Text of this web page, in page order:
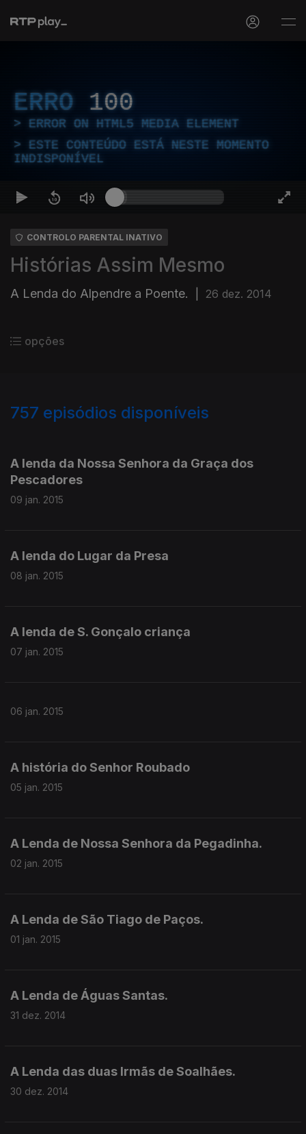
ERRO 100
ERROR ON HTML5 MEDIA ELEMENT
ESTE CONTEÚDO ESTÁ NESTE MOMENTO
INDISPONÍVEL
CONTROLO PARENTAL INATIVO
Histórias Assim Mesmo
A Lenda do Alpendre a Poente. 26 dez. 2014
opções
757 episódios disponíveis
A lenda da Nossa Senhora da Graça dos
Pescadores
09 jan. 2015
A lenda do Lugar da Presa
08 jan. 2015
A lenda de S. Gonçalo criança
07 jan. 2015
06 jan. 2015
A história do Senhor Roubado
05 jan. 2015
A Lenda de Nossa Senhora da Pegadinha.
02 jan. 2015
A Lenda de São Tiago de Paços.
01 jan. 2015
A Lenda de Águas Santas.
31 dez. 2014
A Lenda das duas Irmãs de Soalhães.
30 dez. 2014